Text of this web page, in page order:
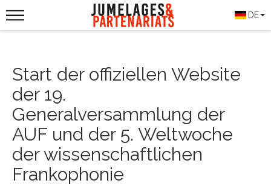
DE
Start der offiziellen Website
der 19.
Generalversammlung der
AUF und der 5. Weltwoche
der wissenschaftlichen
Frankophonie